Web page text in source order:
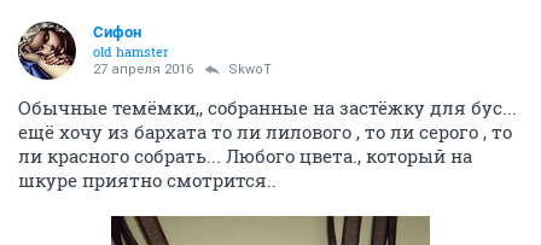
Сифон
old hamster
27 апреля 2016 SkwоT
Обычные темёмки,, собранные на застёжку для бус...
ещё хочу из бархата то ли лилового , то ли серого , то
ли красного собрать... Любого цвета., который на
шкуре приятно смотрится..